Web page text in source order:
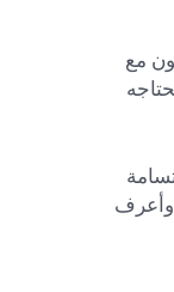
مع
وأعرف